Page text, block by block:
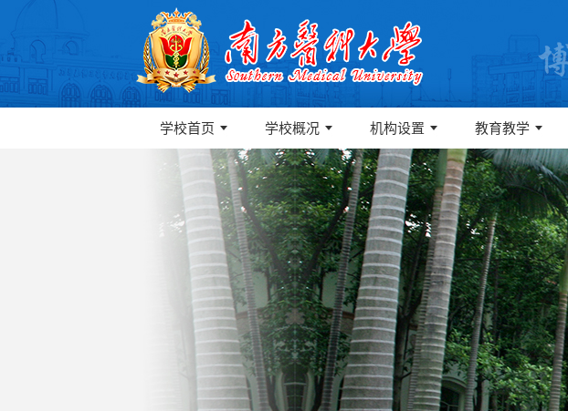
学校首页 学校概况 机构设置 教育教学